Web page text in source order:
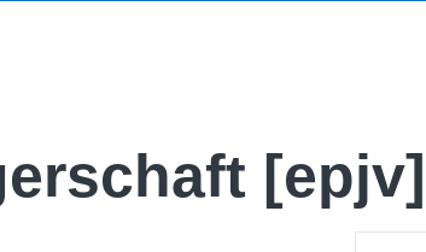
[epjv]